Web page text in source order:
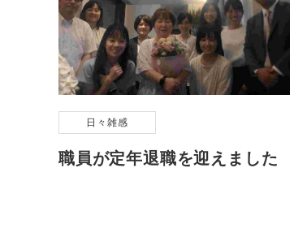
日々雑感
職員が定年退職を迎えました